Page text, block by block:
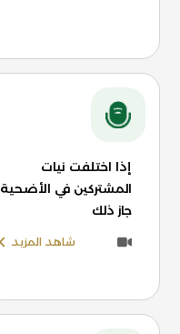
إذا اختلفت نيات
المشتركين في الأضحية
جاز ذلك
شاهد المزيد